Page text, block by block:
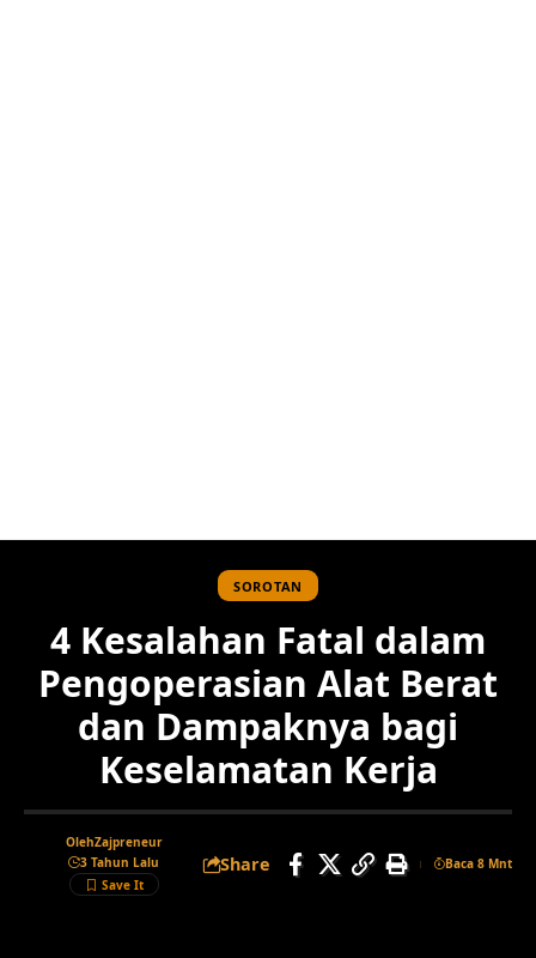
SOROTAN
4 Kesalahan Fatal dalam
Pengoperasian Alat Berat
dan Dampaknya bagi
Keselamatan Kerja
OlehZajpreneur
3 Tahun Lalu
Share Baca 8 Mnt